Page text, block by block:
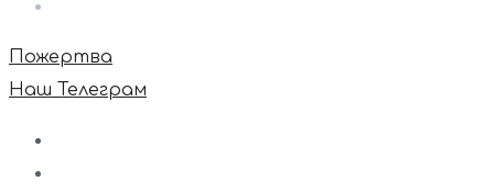
Пожертва
Наш Телеграм